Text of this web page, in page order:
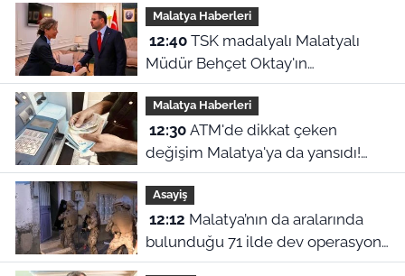
Malatya Haberleri
12:40TSK madalyalı Malatyalı
Müdür Behçet Oktay'ın
dosyasında FETÖ şüphesi! Bakan
Akın Gürlek devrede
Malatya Haberleri
12:30ATM'de dikkat çeken
değişim Malatya'ya da yansıdı!
Para çekenler bunu fark edecek
Asayiş
12:12
bulunduğu 71 ilde dev operasyon:
844 tutuklama!